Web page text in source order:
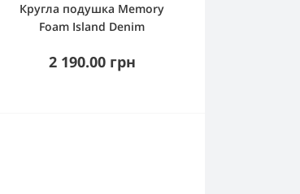
Кругла подушка Memory
Foam Island Denim
2 190.00 грн